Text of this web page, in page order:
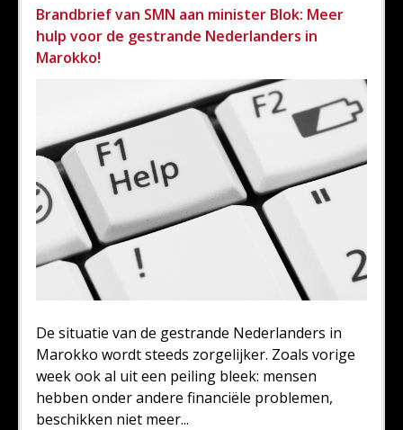
Brandbrief van SMN aan minister Blok: Meer
hulp voor de gestrande Nederlanders in
Marokko!
De situatie van de gestrande Nederlanders in
Marokko wordt steeds zorgelijker. Zoals vorige
week ook al uit een peiling bleek: mensen
hebben onder andere financiële problemen,
beschikken niet meer...